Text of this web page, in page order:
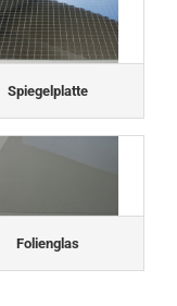
Spiegelplatte
Folienglas